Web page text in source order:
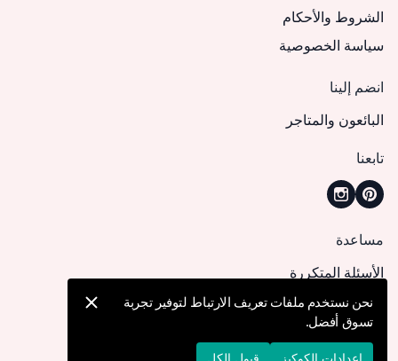
الشروط والأحكام
سياسة الخصوصية
انضم إلينا
البائعون والمتاجر
تابعنا
مساعدة
الأسئلة المتكررة
كيف يمكنني تقديم طلب؟
الشحن والتوصيل
الإرجاع والإلغاء
نحن نستخدم ملفات تعريف الارتباط لتوفير تجربة
تسوق أفضل.
إعدادات الكوكيز قبول الكل